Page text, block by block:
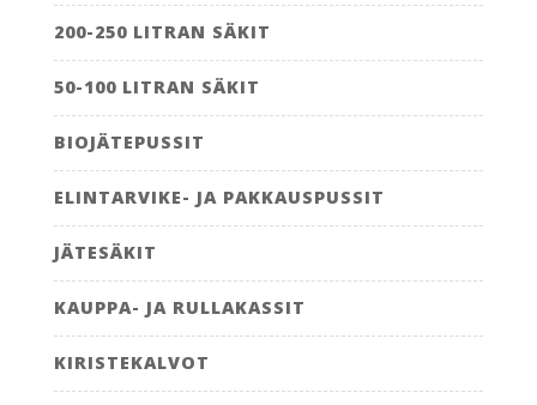
200-250 LITRAN SÄKIT
50-100 LITRAN SÄKIT
BIOJÄTEPUSSIT
ELINTARVIKE- JA PAKKAUSPUSSIT
JÄTESÄKIT
KAUPPA- JA RULLAKASSIT
KIRISTEKALVOT